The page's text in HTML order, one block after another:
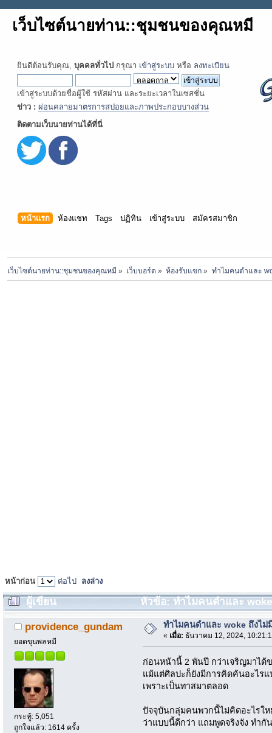
เว็บไซต์นายท่าน::ชุมชนของคุณหมี
ยินดีต้อนรับคุณ, บุคคลทั่วไป กรุณา เข้าสู่ระบบ หรือ ลงทะเบียน
เข้าสู่ระบบด้วยชื่อผู้ใช้ รหัสผ่าน และระยะเวลาในเซสชั่น
ข่าว : ผ่อนคลายมาตรการสปอยและภาพประกอบบางส่วน
ติดตามเว็บนายท่านได้ที่นี่
หน้าแรก ห้องแชท Tags ปฏิทิน เข้าสู่ระบบ สมัครสมาชิก
เว็บไซต์นายท่าน::ชุมชนของคุณหมี » เว็บบอร์ด » ห้องรับแขก » ทำไมคนดำและ
หน้าก่อน ต่อไป ลงล่าง
ผู้เขียน หัวข้อ: ทำไมคนดำและ
providence_gundam
ยอดขุนพลหมี
กระทู้: 5,051
ถูกใจแล้ว: 1614 ครั้ง
ทำไมคนดำและ woke ถึงไม่
« เมื่อ: ธันวาคม 12, 2024,
ก่อนหน้านี้ 2 พันปี กว่าเจริญมาได้
แม้แต่ศิลปะก็ยังมีการคิดค้นอะไร
เพราะเป็นทาสมาตลอด
ปัจจุบันกลุ่มคนพวกนี้ไม่คิดอะไรใ
ว่าแบบนี้ดีกว่า แถมพูดจริงจัง ทำกั